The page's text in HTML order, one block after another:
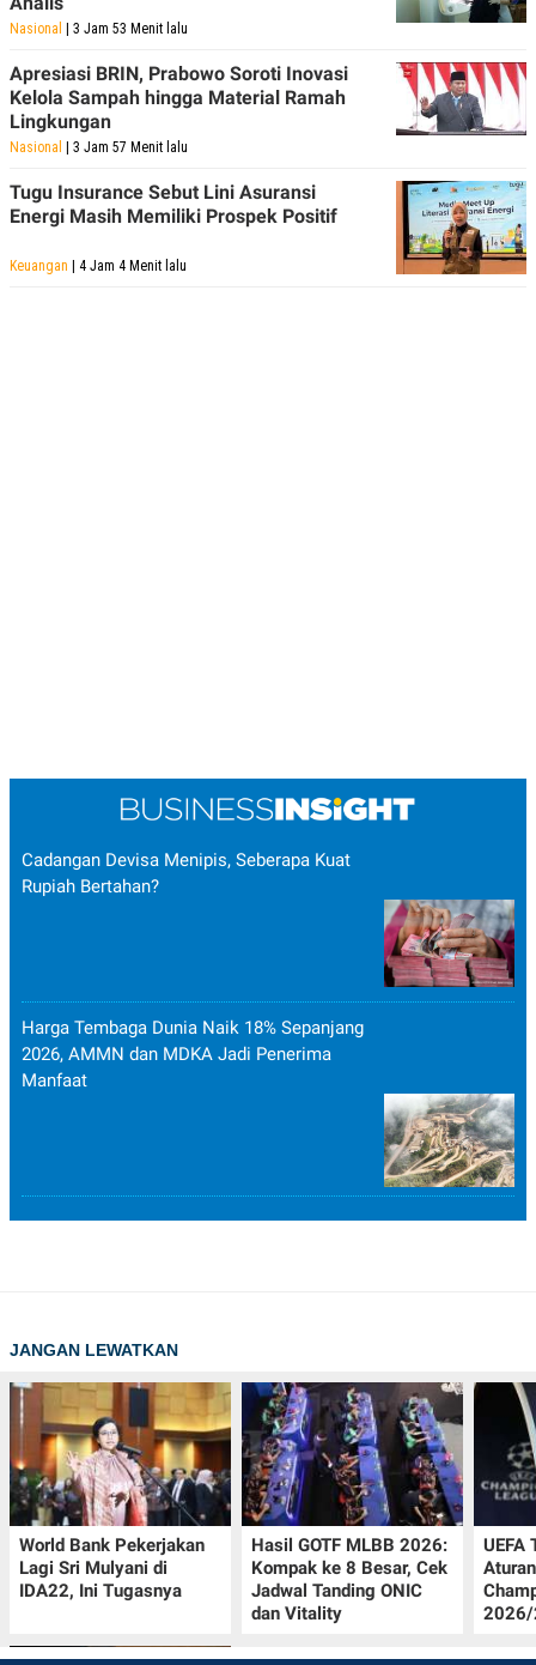
Nasional | 3 Jam 53 Menit lalu
Apresiasi BRIN, Prabowo Soroti Inovasi
Kelola Sampah hingga Material Ramah
Lingkungan
Nasional | 3 Jam 57 Menit lalu
Tugu Insurance Sebut Lini Asuransi
Energi Masih Memiliki Prospek Positif
Keuangan | 4 Jam 4 Menit lalu
Cadangan Devisa Menipis, Seberapa Kuat
Rupiah Bertahan?
Harga Tembaga Dunia Naik 18% Sepanjang
2026, AMMN dan MDKA Jadi Penerima
Manfaat
JANGAN LEWATKAN
World Bank Pekerjakan
Lagi Sri Mulyani di
IDA22, Ini Tugasnya
Hasil GOTF MLBB 2026:
Kompak ke 8 Besar, Cek
Jadwal Tanding ONIC
dan Vitality
UEFA
2026/